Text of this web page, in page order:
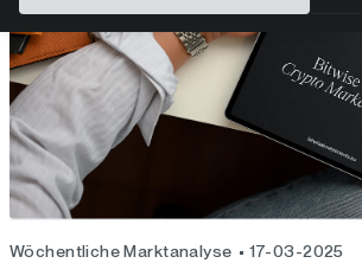
Wöchentliche Marktanalyse 17-03-2025